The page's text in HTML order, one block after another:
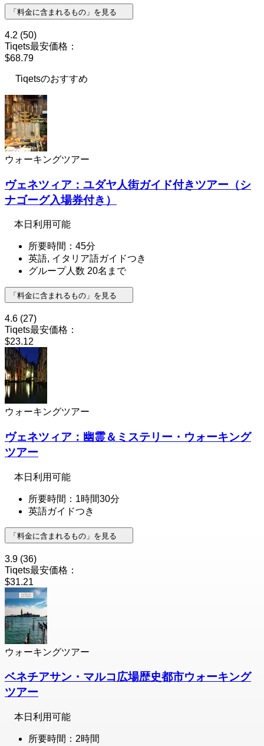
「料金に含まれるもの」を見る
4.2 (50)
Tiqets最安価格：
$68.79
Tiqetsのおすすめ
ウォーキングツアー
ヴェネツィア：ユダヤ人街ガイド付きツアー（シ
ナゴーグ入場券付き）
本日利用可能
所要時間：45分
英語, イタリア語ガイドつき
グループ人数 20名まで
「料金に含まれるもの」を見る
4.6 (27)
Tiqets最安価格：
$23.12
ウォーキングツアー
ヴェネツィア：幽霊＆ミステリー・ウォーキング
ツアー
本日利用可能
所要時間：1時間30分
英語ガイドつき
「料金に含まれるもの」を見る
3.9 (36)
Tiqets最安価格：
$31.21
ウォーキングツアー
ベネチアサン・マルコ広場歴史都市ウォーキング
ツアー
本日利用可能
所要時間：2時間